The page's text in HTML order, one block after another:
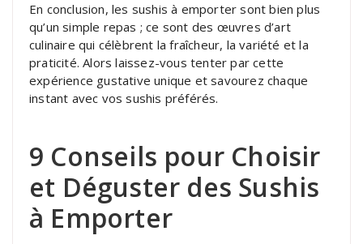
En conclusion, les sushis à emporter sont bien plus
qu’un simple repas ; ce sont des œuvres d’art
culinaire qui célèbrent la fraîcheur, la variété et la
praticité. Alors laissez-vous tenter par cette
expérience gustative unique et savourez chaque
instant avec vos sushis préférés.
9 Conseils pour Choisir
et Déguster des Sushis
à Emporter